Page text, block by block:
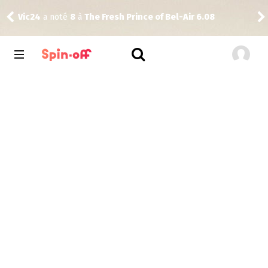
Vic24 a noté 8 à The Fresh Prince of Bel-Air 6.08